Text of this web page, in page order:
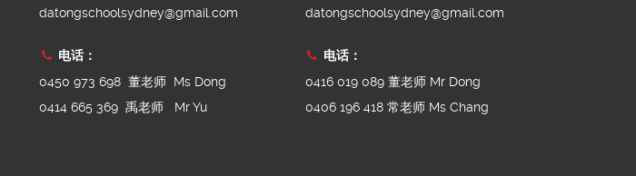
datongschoolsydney@gmail.com
电话：
0450 973 698 董老师 Ms Dong
0414 665 369 禹老师 Mr Yu
datongschoolsydney@gmail.com
电话：
0416 019 089 董老师 Mr Dong
0406 196 418 常老师 Ms Chang